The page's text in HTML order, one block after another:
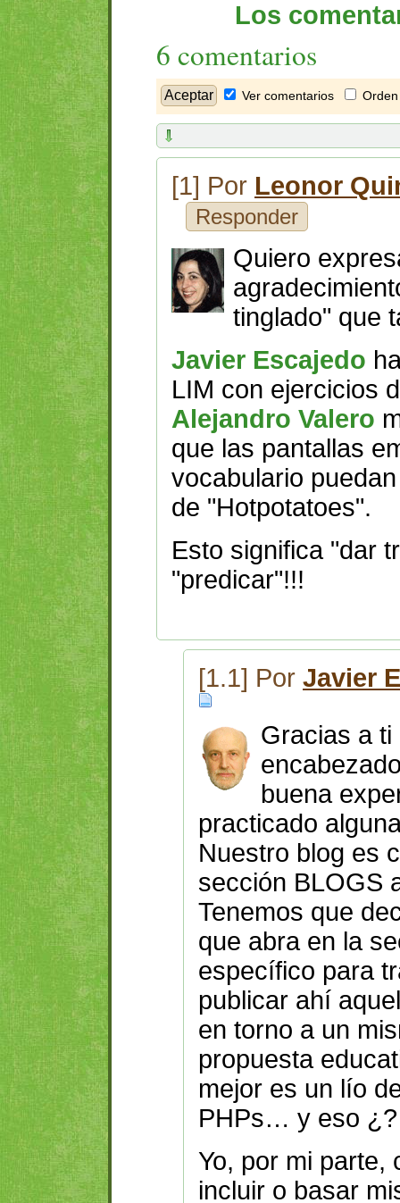
Los
6 comentarios
Ver comentarios
[1] Por Leonor
Responder
Quiero
tinglado" que
Javier Escajedo
LIM con ejercicios
Alejandro Valero
que las pantallas
vocabulario
de "Hotpotatoes".
Esto significa "dar
"predicar"!!!
[1.1] Por Javier
Gracias a ti
buena
practicado
Nuestro blog es
sección BLOGS
Tenemos que
que abra en la
específico para
publicar ahí
en torno a un
propuesta
mejor es un lío
PHPs… y eso ¿?
Yo, por mi parte,
incluir o basar